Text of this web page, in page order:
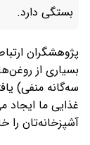
بستگی دارد.
پژوهشگران
بسیاری از
سه‌گانه منفی)
غذایی ما ایجاد
آشپزخانه‌تان را